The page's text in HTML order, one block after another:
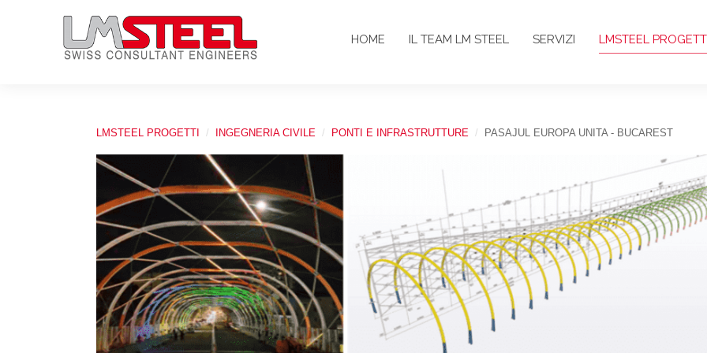
HOME IL TEAM LM STEEL SERVIZI LMSTEEL
LMSTEEL PROGETTI INGEGNERIA CIVILE PONTI E INFRASTRUTTURE PASAJUL EUROPA UNITA - BUCAREST